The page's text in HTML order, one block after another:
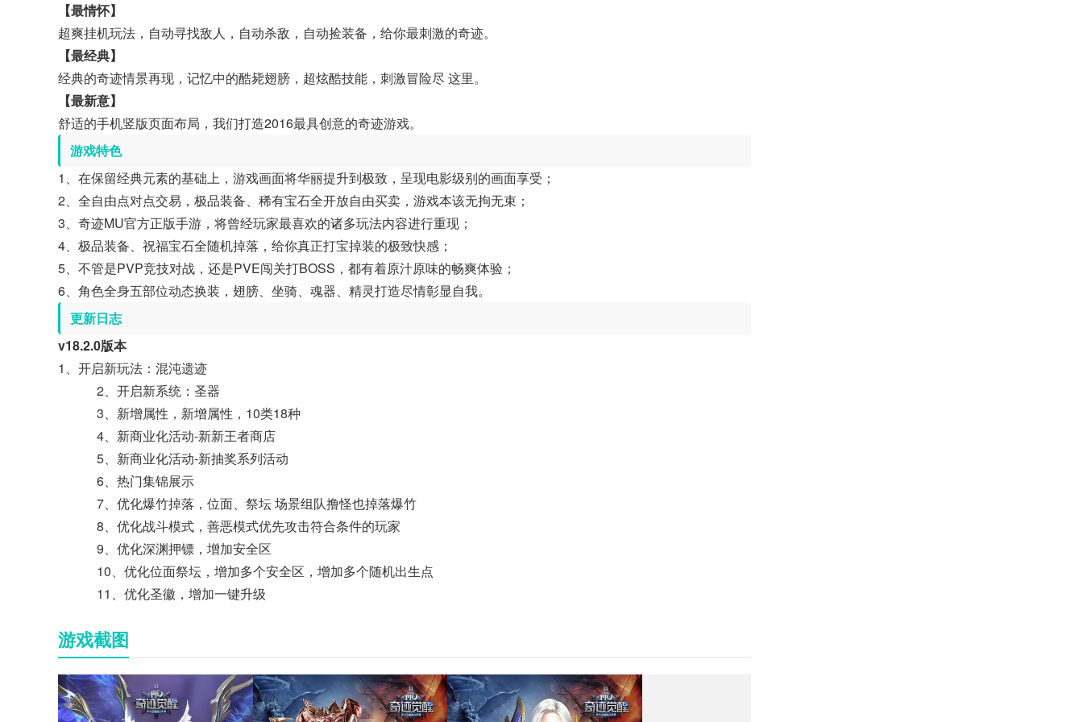
【最情怀】
超爽挂机玩法，自动寻找敌人，自动杀敌，自动捡装备，给你最刺激的奇迹。
【最经典】
经典的奇迹情景再现，记忆中的酷毙翅膀，超炫酷技能，刺激冒险尽 这里。
【最新意】
舒适的手机竖版页面布局，我们打造2016最具创意的奇迹游戏。
游戏特色
1、在保留经典元素的基础上，游戏画面将华丽提升到极致，呈现电影级别的画面享受；
2、全自由点对点交易，极品装备、稀有宝石全开放自由买卖，游戏本该无拘无束；
3、奇迹MU官方正版手游，将曾经玩家最喜欢的诸多玩法内容进行重现；
4、极品装备、祝福宝石全随机掉落，给你真正打宝掉装的极致快感；
5、不管是PVP竞技对战，还是PVE闯关打BOSS，都有着原汁原味的畅爽体验；
6、角色全身五部位动态换装，翅膀、坐骑、魂器、精灵打造尽情彰显自我。
更新日志
v18.2.0版本
1、开启新玩法：混沌遗迹
2、开启新系统：圣器
3、新增属性，新增属性，10类18种
4、新商业化活动-新新王者商店
5、新商业化活动-新抽奖系列活动
6、热门集锦展示
7、优化爆竹掉落，位面、祭坛 场景组队撸怪也掉落爆竹
8、优化战斗模式，善恶模式优先攻击符合条件的玩家
9、优化深渊押镖，增加安全区
10、优化位面祭坛，增加多个安全区，增加多个随机出生点
11、优化圣徽，增加一键升级
游戏截图